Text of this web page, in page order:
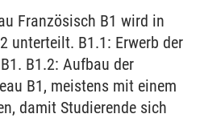
Französisch B1 wird in
unterteilt. B1.1: Erwerb der
B1.2: Aufbau der
B1, meistens mit einem
damit Studierende sich